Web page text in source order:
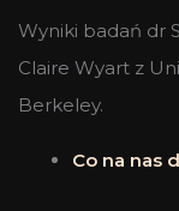
Wyniki badań dr
Claire Wyart z
Berkeley.
Co na nas